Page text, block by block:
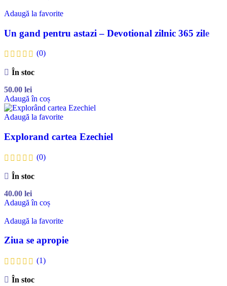
Adaugă la favorite
Un gand pentru astazi – Devotional zilnic 365 zile
(0)
În stoc
50.00 lei
Adaugă în coș
Adaugă la favorite
Explorand cartea Ezechiel
(0)
În stoc
40.00 lei
Adaugă în coș
Adaugă la favorite
Ziua se apropie
(1)
În stoc